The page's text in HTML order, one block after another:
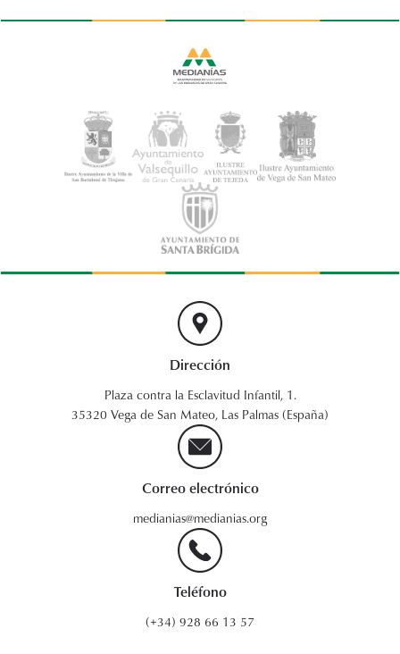
Dirección
Plaza contra la Esclavitud Infantil, 1.
35320 Vega de San Mateo, Las Palmas (España)
Correo electrónico
medianias@medianias.org
Teléfono
(+34) 928 66 13 57